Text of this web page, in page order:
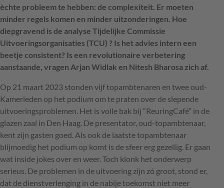
èchte probleem te hebben: de complexiteit. Er moeten
minder regels komen en minder uitzonderingen. Hoe
diepgravend is de analyse Tijdelijke Commissie
Uitvoeringsorganisaties (TCU) ? Is het advies intern een
beetje consistent? Is een revolutionaire verbetering
aanstaande, vragen Arjan Widlak en Nitesh Bharosa zich af.
Op 21 maart 2023 stonden vijf topambtenaren en twee oud-
Kamerleden op het podium om te praten over de slepende
uitvoeringsproblemen. Het is volle bak bij “ReuringCafé” in de
glazen zaal in Den Haag. De presentator, oud-topambtenaar,
kent zijn gasten goed. Als ook de laatste topambtenaar
blijmoedig het podium op komt is de sfeer erg gezellig. Er gaan
wat inside jokes over en weer. Toch klonk het onderwerp
serieus. De problemen in de uitvoering zijn zó groot, stond er,
dat de dienstverlenging in de nabije toekomst niet meer